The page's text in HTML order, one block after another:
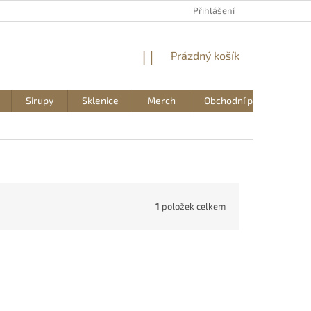
Přihlášení
NÁKUPNÍ
Prázdný košík
Sirupy Sklenice Merch Obchodní podmínky
1 položek celkem